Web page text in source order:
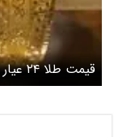
گران شد